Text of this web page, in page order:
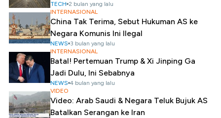
TECH 2 bulan yang lalu
INTERNASIONAL
China Tak Terima, Sebut Hukuman AS ke
Negara Komunis Ini Ilegal
NEWS 3 bulan yang lalu
INTERNASIONAL
Batal! Pertemuan Trump & Xi Jinping Ga
Jadi Dulu, Ini Sebabnya
NEWS 4 bulan yang lalu
VIDEO
Video: Arab Saudi & Negara Teluk Bujuk AS
Batalkan Serangan ke Iran